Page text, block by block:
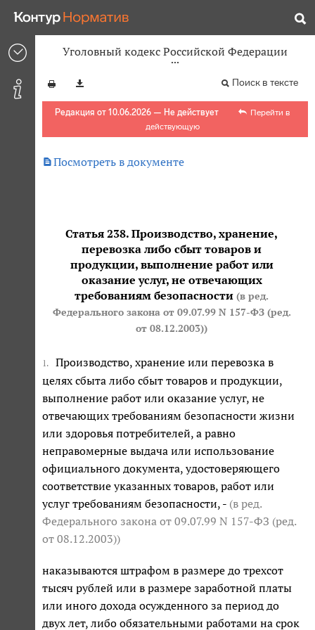
Уголовный кодекс Российской Федерации
Поиск в тексте
Редакция от 10.06.2026 — Не действует
Перейти в
действующую
Посмотреть в документе
Статья 238. Производство, хранение,
перевозка либо сбыт товаров и
продукции, выполнение работ или
оказание услуг, не отвечающих
требованиям безопасности (в ред.
Федерального закона от 09.07.99 N 157-ФЗ (ред.
от 08.12.2003))
1.
Производство, хранение или перевозка в
целях сбыта либо сбыт товаров и продукции,
выполнение работ или оказание услуг, не
отвечающих требованиям безопасности жизни
или здоровья потребителей, а равно
неправомерные выдача или использование
официального документа, удостоверяющего
соответствие указанных товаров, работ или
услуг требованиям безопасности, - (в ред.
Федерального закона от 09.07.99 N 157-ФЗ (ред.
от 08.12.2003))
наказываются штрафом в размере до трехсот
тысяч рублей или в размере заработной платы
или иного дохода осужденного за период до
двух лет, либо обязательными работами на срок